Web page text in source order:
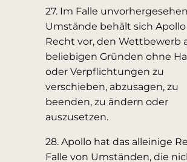
27. Im Falle
Umstände behält sich Apollo
Recht vor, den Wettbewerb
beliebigen Gründen ohne
oder Verpflichtungen zu
verschieben, abzusagen, zu
beenden, zu ändern oder
auszusetzen.
28. Apollo hat das alleinige
Falle von Umständen, die